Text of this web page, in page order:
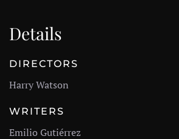
Details
DIRECTORS
Harry Watson
WRITERS
Emilio Gutiérrez